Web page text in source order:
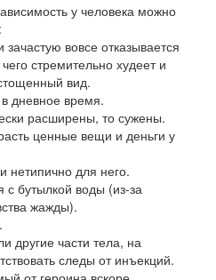
у человека можно
зачастую вовсе отказывается
стремительно худеет и
вид.
дневное время.
расширены, то сужены.
ценные вещи и деньги у
нетипично для него.
с бутылкой воды (из-за
жажды).
другие части тела, на
следы от инъекций.